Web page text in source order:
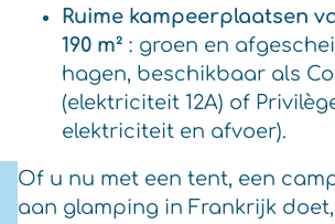
Ruime kampeerplaatsen
190 m² : groen en
hagen, beschikbaar als
(elektriciteit 12A) of
elektriciteit en afvoer).
Of u nu met een tent, een
aan glamping in Frankrijk